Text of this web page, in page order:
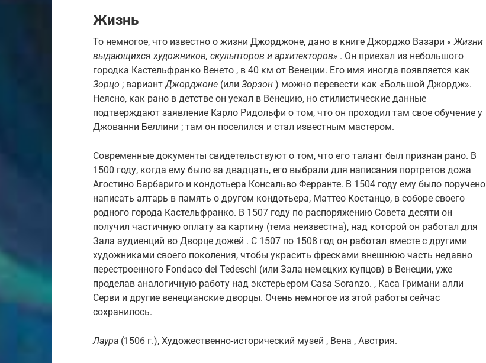
Жизнь
То немногое, что известно о жизни Джорджоне, дано в книге Джорджо Вазари « Жизни
выдающихся художников, скульпторов и архитекторов» . Он приехал из небольшого
городка Кастельфранко Венето , в 40 км от Венеции. Его имя иногда появляется как
Зорцо ; вариант Джорджоне (или Зорзон ) можно перевести как «Большой Джордж».
Неясно, как рано в детстве он уехал в Венецию, но стилистические данные
подтверждают заявление Карло Ридольфи о том, что он проходил там свое обучение у
Джованни Беллини ; там он поселился и стал известным мастером.
Современные документы свидетельствуют о том, что его талант был признан рано. В
1500 году, когда ему было за двадцать, его выбрали для написания портретов дожа
Агостино Барбариго и кондотьера Консальво Ферранте. В 1504 году ему было поручено
написать алтарь в память о другом кондотьера, Маттео Костанцо, в соборе своего
родного города Кастельфранко. В 1507 году по распоряжению Совета десяти он
получил частичную оплату за картину (тема неизвестна), над которой он работал для
Зала аудиенций во Дворце дожей . С 1507 по 1508 год он работал вместе с другими
художниками своего поколения, чтобы украсить фресками внешнюю часть недавно
перестроенного Fondaco dei Tedeschi (или Зала немецких купцов) в Венеции, уже
проделав аналогичную работу над экстерьером Casa Soranzo. , Каса Гримани алли
Серви и другие венецианские дворцы. Очень немногое из этой работы сейчас
сохранилось.
Лаура (1506 г.), Художественно-исторический музей , Вена , Австрия.